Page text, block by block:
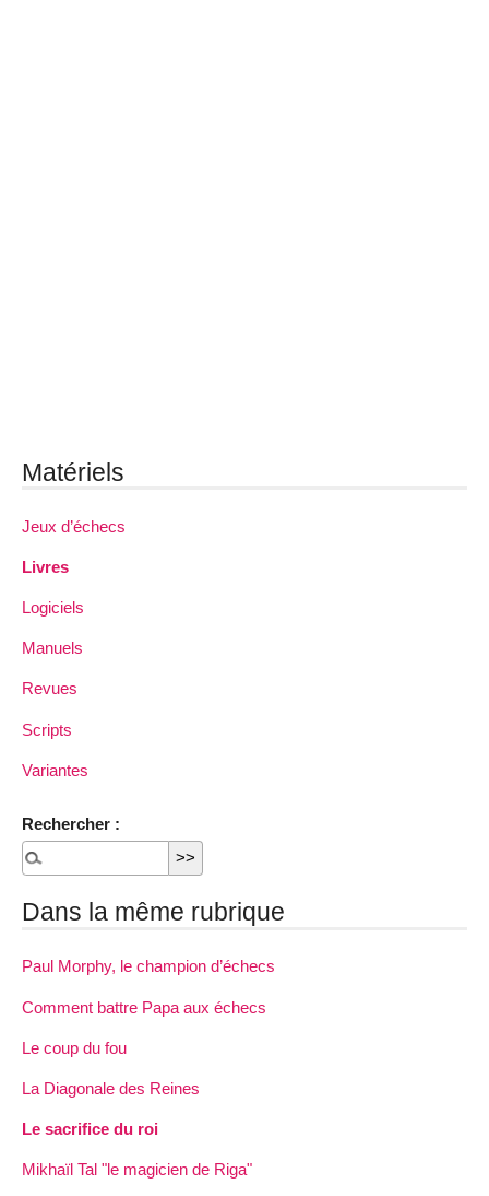
Matériels
Jeux d’échecs
Livres
Logiciels
Manuels
Revues
Scripts
Variantes
Rechercher :
Dans la même rubrique
Paul Morphy, le champion d’échecs
Comment battre Papa aux échecs
Le coup du fou
La Diagonale des Reines
Le sacrifice du roi
Mikhaïl Tal "le magicien de Riga"